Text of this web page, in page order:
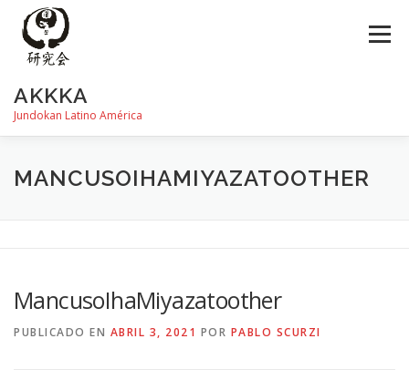
contenido
AKKKA
Jundokan Latino América
Menú
HISTORIA DOJOS INSTRUCTORES FOTOS
MANCUSOIHAMIYAZATOOTHER
MancusoIhaMiyazatoother
PUBLICADO EN ABRIL 3, 2021 POR PABLO SCURZI